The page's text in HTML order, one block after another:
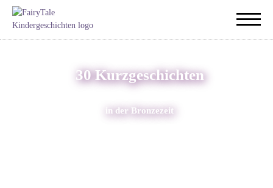
30 Kurzgeschichten
in der Bronzezeit